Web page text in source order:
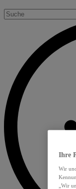
Ihre
Wir
„Wir